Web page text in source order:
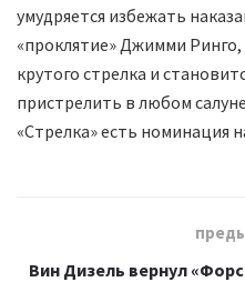
умудряется избежать
«проклятие» Джимми Ринго,
крутого стрелка и
пристрелить в любом
«Стрелка» есть номинация
Вин Дизель вернул